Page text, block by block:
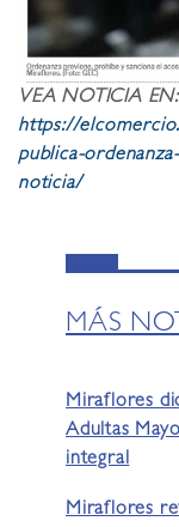
VEA NOTICIA EN:
https://
publica-
noticia/
MÁS
Miraflores
Adultas
integral
Miraflores